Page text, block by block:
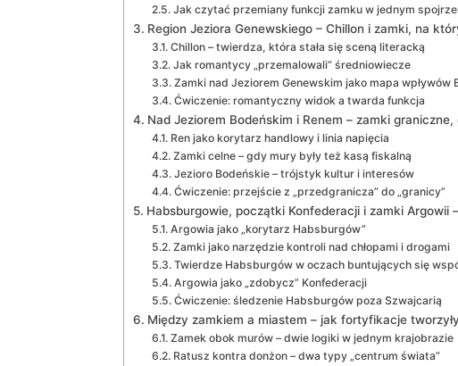
Jak czytać przemiany funkcji zamku w jednym
Region Jeziora Genewskiego – Chillon i zamki, na
Chillon – twierdza, która stała się sceną literacką
Jak romantycy „przemalowali” średniowiecze
Zamki nad Jeziorem Genewskim jako mapa wpływów
Ćwiczenie: romantyczny widok a twarda funkcja
Nad Jeziorem Bodeńskim i Renem – zamki
Ren jako korytarz handlowy i linia napięcia
Zamki celne – gdy mury były też kasą fiskalną
Jezioro Bodeńskie – trójstyk kultur i interesów
Ćwiczenie: przejście z „przedgranicza” do „granicy”
Habsburgowie, początki Konfederacji i zamki Argowii
Argowia jako „korytarz Habsburgów”
Zamki jako narzędzie kontroli nad chłopami i drogami
Twierdze Habsburgów w oczach buntujących się
Argowia jako „zdobycz” Konfederacji
Ćwiczenie: śledzenie Habsburgów poza Szwajcarią
Między zamkiem a miastem – jak fortyfikacje
Zamek obok murów – dwie logiki w jednym krajobrazie
Ratusz kontra donżon – dwa typy „centrum świata”